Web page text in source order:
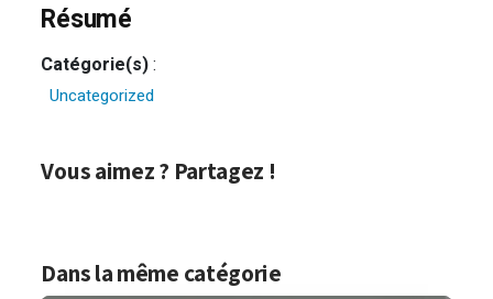
Résumé
Catégorie(s):
Uncategorized
Vous aimez ? Partagez !
Dans la même catégorie